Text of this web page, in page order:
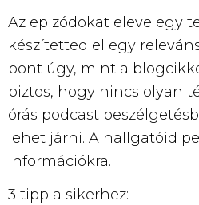
Az epizódokat eleve egy
készítetted el egy
pont úgy, mint a
biztos, hogy nincs olyan
órás podcast
lehet járni. A hallgatóid
információkra.
3 tipp a sikerhez: